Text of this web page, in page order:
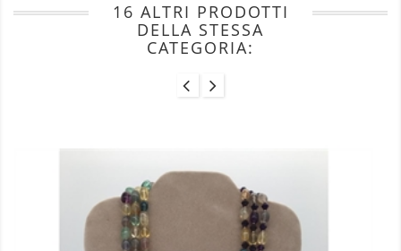
16 ALTRI PRODOTTI
DELLA STESSA
CATEGORIA: